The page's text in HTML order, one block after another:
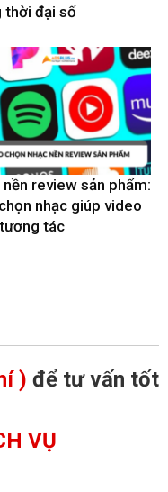
thời đại số
nền review sản phẩm:
nhạc giúp video
tác
) để tư vấn tốt
VỤ